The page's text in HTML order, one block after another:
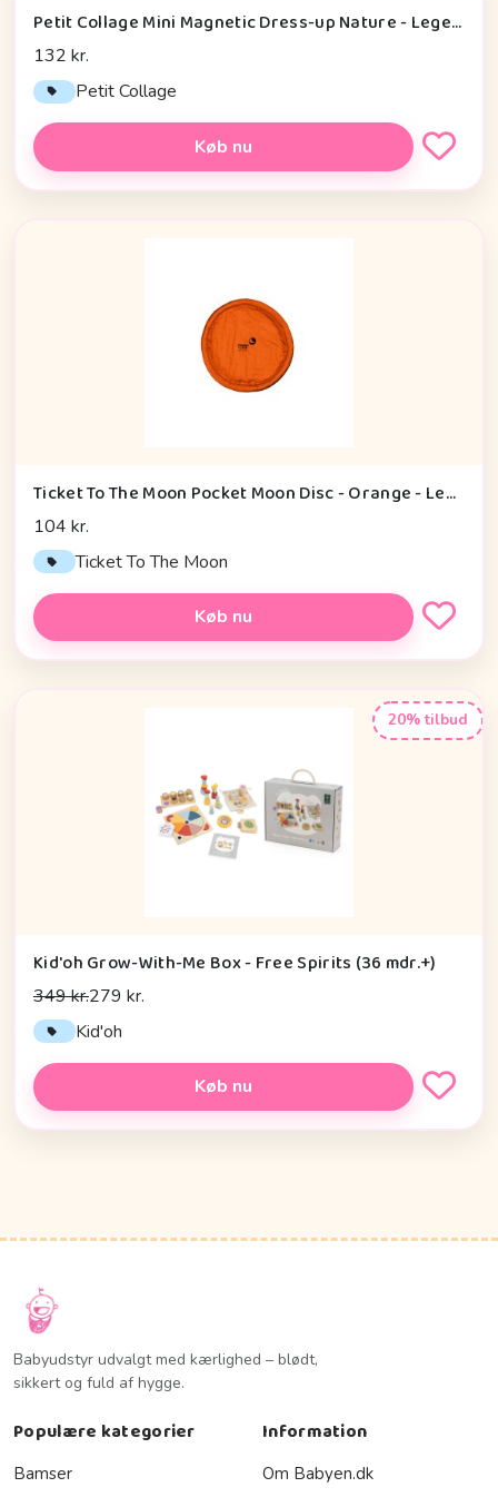
Petit Collage Mini Magnetic Dress-up Nature - Legetøj
132 kr.
Petit Collage
Køb nu
Ticket To The Moon Pocket Moon Disc - Orange - Legetøj
104 kr.
Ticket To The Moon
Køb nu
20% tilbud
Kid'oh Grow-With-Me Box - Free Spirits (36 mdr.+)
349 kr.279 kr.
Kid'oh
Køb nu
Babyudstyr udvalgt med kærlighed – blødt,
sikkert og fuld af hygge.
Populære kategorier
Bamser
Information
Om Babyen.dk